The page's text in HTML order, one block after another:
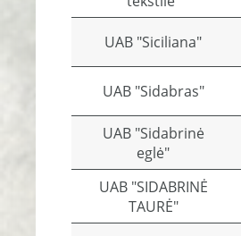
UAB "Siciliana"
UAB "Sidabras"
UAB "Sidabrinė
eglė"
UAB "SIDABRINĖ
TAURĖ"